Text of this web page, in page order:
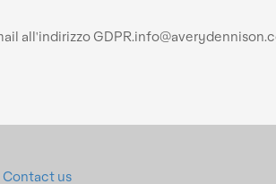
all'indirizzo
Contact us